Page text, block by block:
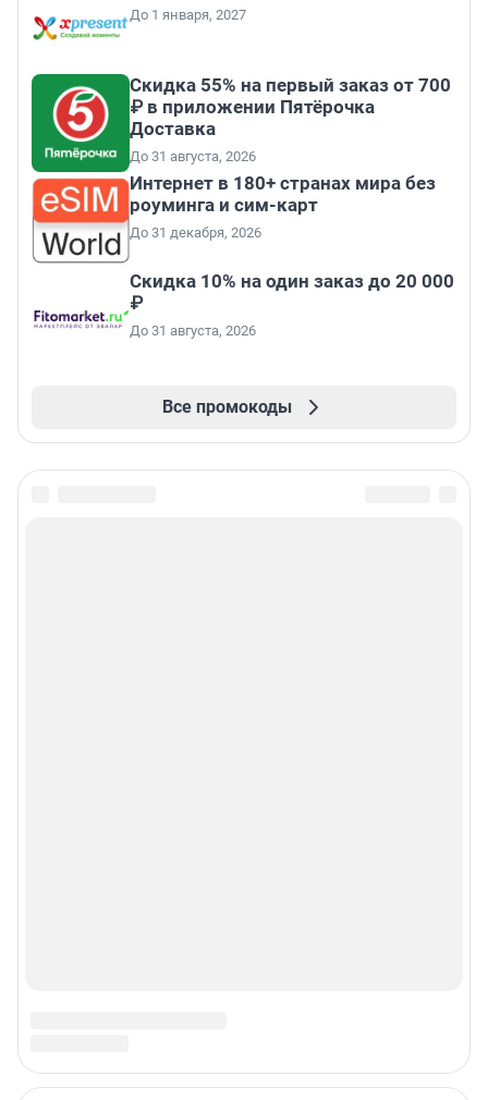
До 1 января, 2027
Скидка 55% на первый заказ от 700
₽ в приложении Пятёрочка
Доставка
До 31 августа, 2026
Интернет в 180+ странах мира без
роуминга и сим-карт
До 31 декабря, 2026
Скидка 10% на один заказ до 20 000
₽
До 31 августа, 2026
Все промокоды